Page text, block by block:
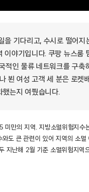
을 기다리고, 수시로 떨어
이야기입니다. 쿠팡 뉴스
적인 물류 네트워크를 구
뵌 여성 고객 세 분은 로
했는지 여쭸습니다.
미만의 지역. 지방소멸위험지
도 큰 관련이 있어 지역의 소
지난해 2월 기준 소멸위험지역